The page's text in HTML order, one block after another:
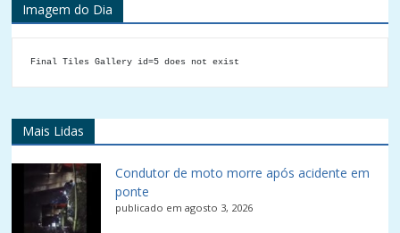
Imagem do Dia
Final Tiles Gallery id=5 does not exist
Mais Lidas
Condutor de moto morre após acidente em
ponte
publicado em agosto 3, 2026